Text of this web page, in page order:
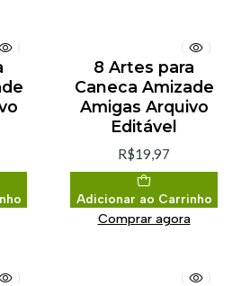
8 Artes para
Caneca Amizade
Amigas Arquivo
Editável
R$19,97
Adicionar ao Carrinho
Comprar agora